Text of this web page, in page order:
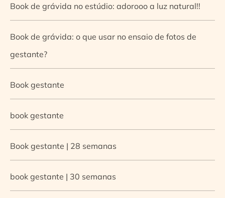
Book de grávida no estúdio: adorooo a luz natural!!
Book de grávida: o que usar no ensaio de fotos de
gestante?
Book gestante
book gestante
Book gestante | 28 semanas
book gestante | 30 semanas